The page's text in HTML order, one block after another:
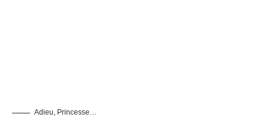
Adieu, Princesse…